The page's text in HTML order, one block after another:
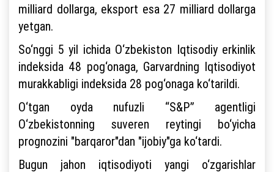
milliard dollarga, eksport esa 27 milliard dollarga
yetgan.
So‘nggi 5 yil ichida O‘zbekiston Iqtisodiy erkinlik
indeksida 48 pog‘onaga, Garvardning Iqtisodiyot
murakkabligi indeksida 28 pog‘onaga ko‘tarildi.
O‘tgan oyda nufuzli “S&P” agentligi
O‘zbekistonning suveren reytingi bo‘yicha
prognozini "barqaror"dan "ijobiy"ga ko‘tardi.
Bugun jahon iqtisodiyoti yangi o‘zgarishlar